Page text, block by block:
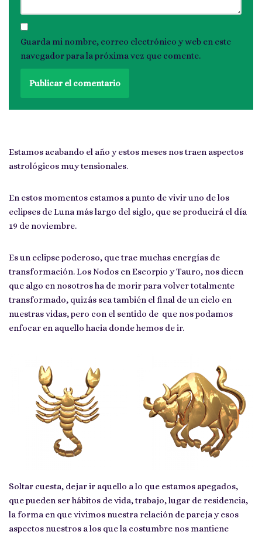
Guarda mi nombre, correo electrónico y web en este
navegador para la próxima vez que comente.
Estamos acabando el año y estos meses nos traen aspectos
astrológicos muy tensionales.
En estos momentos estamos a punto de vivir uno de los
eclipses de Luna más largo del siglo, que se producirá el día
19 de noviembre.
Es un eclipse poderoso, que trae muchas energías de
transformación. Los Nodos en Escorpio y Tauro, nos dicen
que algo en nosotros ha de morir para volver totalmente
transformado, quizás sea también el final de un ciclo en
nuestras vidas, pero con el sentido de que nos podamos
enfocar en aquello hacia donde hemos de ir.
Soltar cuesta, dejar ir aquello a lo que estamos apegados,
que pueden ser hábitos de vida, trabajo, lugar de residencia,
la forma en que vivimos nuestra relación de pareja y esos
aspectos nuestros a los que la costumbre nos mantiene